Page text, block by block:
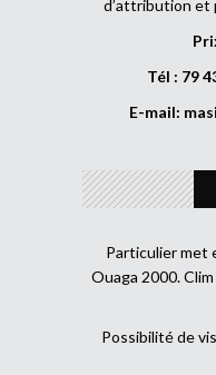
d’attribution et
Tél : 79
E-mail:
Particulier met
Ouaga 2000.
Possibilité de